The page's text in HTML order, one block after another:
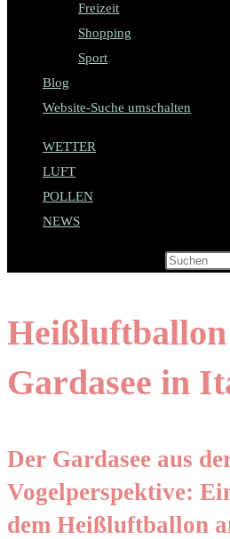
Freizeit
Shopping
Sport
Blog
Website-Suche umschalten
WETTER
LUFT
POLLEN
NEWS
Gardasee in
Der Gardasee aus
Vogelperspektive:
dem Heißluftballon